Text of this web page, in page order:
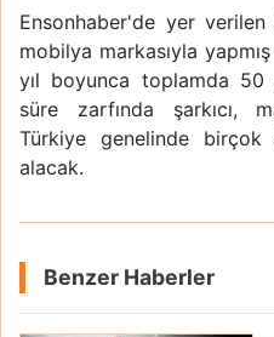
Ensonhaber'de yer
mobilya markasıyla
yıl boyunca toplamda
süre zarfında şarkıcı,
Türkiye genelinde
alacak.
Benzer Haberler